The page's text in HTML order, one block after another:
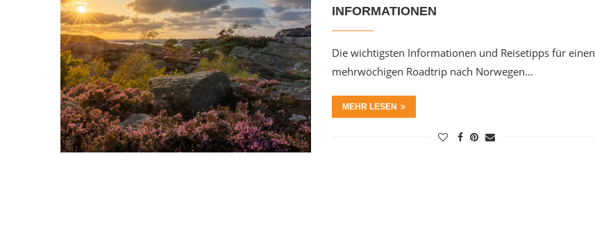
INFORMATIONEN
Die wichtigsten Informationen und Reisetipps für einen
mehrwöchigen Roadtrip nach Norwegen…
MEHR LESEN